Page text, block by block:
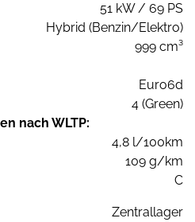
51 kW / 69 PS
Hybrid (Benzin/Elektro)
999 cm³
Euro6d
4 (Green)
nach WLTP:
4,8 l/100km
109 g/km
C
Zentrallager